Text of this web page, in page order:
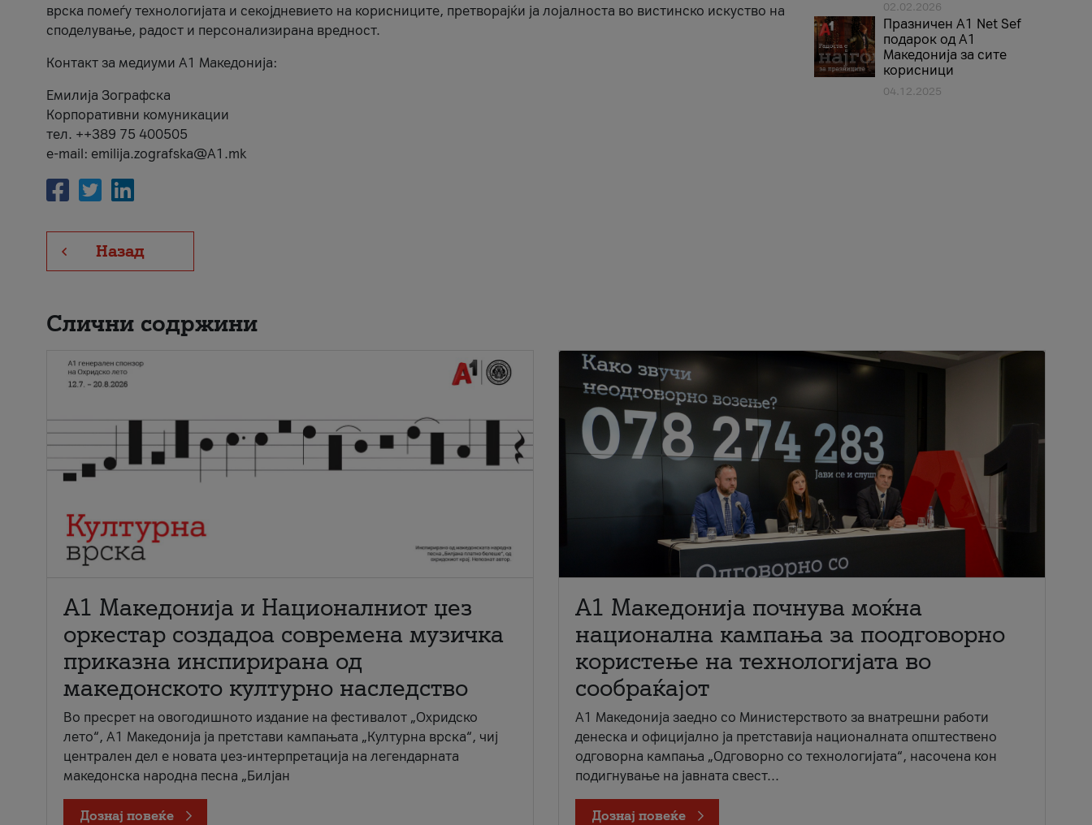
врска помеѓу технологијата и секојдневието на корисниците, претворајќи ја лојалноста во вистинско искуство на
споделување, радост и персонализирана вредност.
Контакт за медиуми А1 Македонија:
Емилија Зографска
Корпоративни комуникации
тел. ++389 75 400505
e-mail: emilija.zografska@A1.mk
Назад
02.02.2026
Празничен A1 Net Sеf
подарок од А1
Македонија за сите
корисници
04.12.2025
Слични содржини
А1 Македонија и Националниот џез
оркестар создадоа современа музичка
приказна инспирирана од
македонското културно наследство
Во пресрет на овогодишното издание на фестивалот „Охридско
лето“, А1 Македонија ја претстави кампањата „Културна врска“, чиј
централен дел е новата џез-интерпретација на легендарната
македонска народна песна „Билјан
Дознај повеќе
A1 Македонија почнува моќна
национална кампања за поодговорно
користење на технологијата во
сообраќајот
A1 Македонија заедно со Министерството за внатрешни работи
денеска и официјално ја претставија националната општествено
одговорна кампања „Одговорно со технологијата“, насочена кон
подигнување на јавната свест...
Дознај повеќе